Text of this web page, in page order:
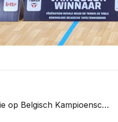
Pepijn in actie op Belgisch Kampioenschap Heren A